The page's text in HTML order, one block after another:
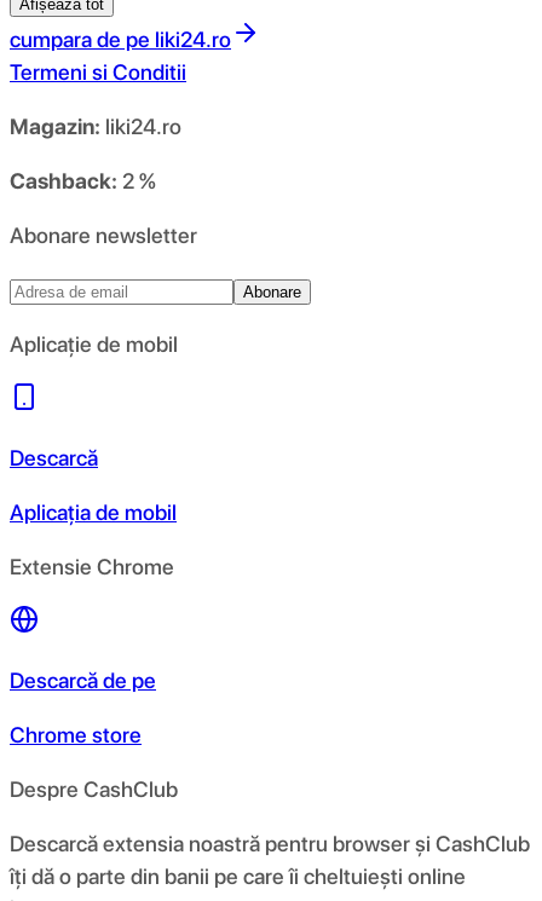
Afișează tot
cumpara de pe liki24.ro
Termeni si Conditii
Magazin: liki24.ro
Cashback: 2 %
Abonare newsletter
Abonare
Aplicație de mobil
Descarcă
Aplicația de mobil
Extensie Chrome
Descarcă de pe
Chrome store
Despre CashClub
Descarcă extensia noastră pentru browser și CashClub
îți dă o parte din banii pe care îi cheltuiești online